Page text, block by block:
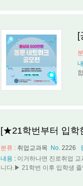
[
[★21학번부터 입학
분류 : 취업교과목 No. 2226
내용 : 이거하나면 진로취업
니다.▶ 21학번 이후 입학생